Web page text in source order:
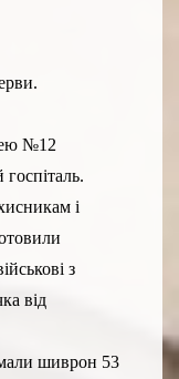
№12
і
з
від
шиврон 53